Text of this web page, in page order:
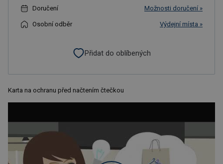
Doručení Možnosti doručení »
Osobní odběr Výdejní místa »
Přidat do oblíbených
Karta na ochranu před načtením čtečkou